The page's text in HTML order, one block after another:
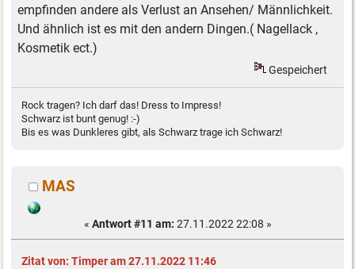
empfinden andere als Verlust an Ansehen/ Männlichkeit.
Und ähnlich ist es mit den andern Dingen.( Nagellack ,
Kosmetik ect.)
Gespeichert
Rock tragen? Ich darf das! Dress to Impress!
Schwarz ist bunt genug! :-)
Bis es was Dunkleres gibt, als Schwarz trage ich Schwarz!
MAS
« Antwort #11 am: 27.11.2022 22:08 »
Zitat von: Timper am 27.11.2022 11:46